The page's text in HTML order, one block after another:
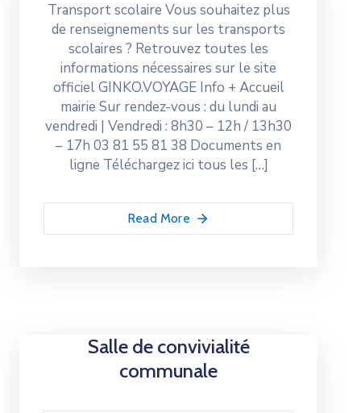
Transport scolaire Vous souhaitez plus
de renseignements sur les transports
scolaires ? Retrouvez toutes les
informations nécessaires sur le site
officiel GINKO.VOYAGE Info + Accueil
mairie Sur rendez-vous : du lundi au
vendredi | Vendredi : 8h30 – 12h / 13h30
– 17h 03 81 55 81 38 Documents en
ligne Téléchargez ici tous les […]
Read More
Salle de convivialité
communale